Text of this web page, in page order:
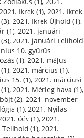
2021. Ikrek (1), 2021. Ikrek
, 2021. Ikrek Újhold (1),
(1), 2021. januári
, 2021. januári Telihold
10. gyűrűs
(1), 2021. május
, 2021. március (1),
15. (1), 2021. márciusi
, 2021. Mérleg hava (1),
(2), 2021. november
(1), 2021. Nyilas
óév (1), 2021.
(1), 2021.